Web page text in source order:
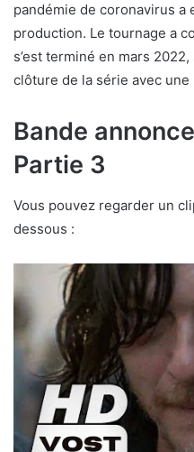
pandémie de coronavirus a
production. Le tournage a
s’est terminé en mars
clôture de la série avec
Bande
Partie 3
Vous pouvez regarder un
dessous :